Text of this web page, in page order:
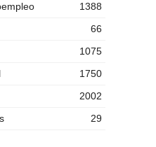
1388
66
1075
1750
2002
29